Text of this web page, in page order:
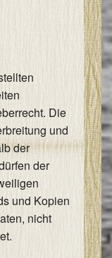
Die
und
der
der
und Kopien
nicht